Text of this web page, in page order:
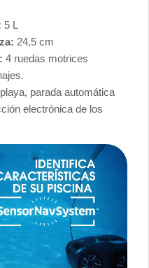
5 L
24,5 cm
4 ruedas motrices
parada automática
electrónica de los